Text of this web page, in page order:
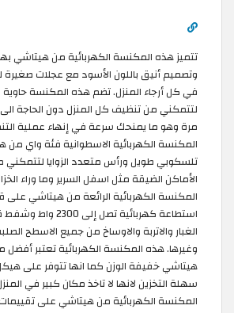
تتميز هذه المكنسة الكهربائية من هيتاشي
وتصميم أنيق باللون الأسود مع عجلات
لتتمكني من تنظيف كل المنزل دون الحاجة الى
مرة وهو ما يمنحك سرعة في إنهاء عملية
المكنسة الكهربائية الاسطوانية فئة واي
تلسكوبي طويل ورأس متعدد الزوايا لتتمكني
الأماكن الضيقة مثل اسفل السرير وما وراء
المكنسة الكهربائية الرائعة من هيتاشي على
استطاعة كهربائية تصل
الغبار والاتربة والاوساخ من جميع الاسطح
وغيرها. هذه المكنسة الكهربائية تعتبر
هيتاشي خفيفة الوزن كما انها تتوفر على
سهلة التخزين لانها لا تاخذ مكان كبير في
المكنسة الكهربائية من هيتاشي على